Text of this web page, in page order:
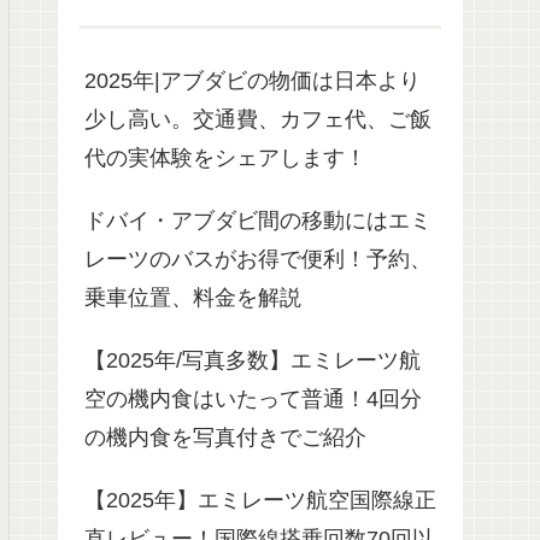
2025年|アブダビの物価は日本より
少し高い。交通費、カフェ代、ご飯
代の実体験をシェアします！
ドバイ・アブダビ間の移動にはエミ
レーツのバスがお得で便利！予約、
乗車位置、料金を解説
【2025年/写真多数】エミレーツ航
空の機内食はいたって普通！4回分
の機内食を写真付きでご紹介
【2025年】エミレーツ航空国際線正